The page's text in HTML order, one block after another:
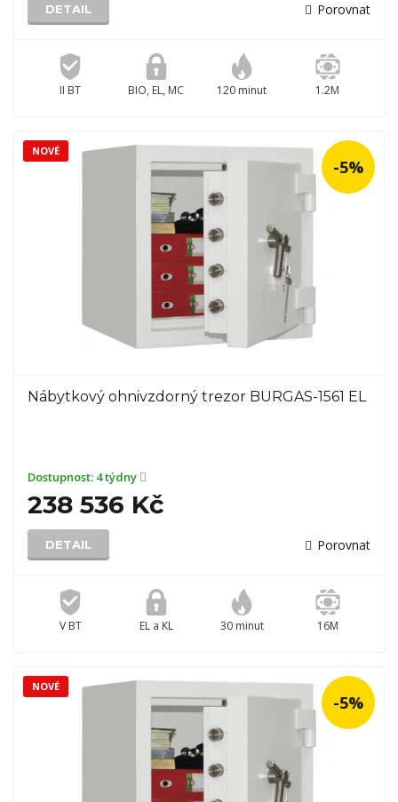
DETAIL Porovnat
II BT BIO, EL, MC 120 minut 1.2M
Nábytkový ohnivzdorný trezor BURGAS-1561 EL
Dostupnost: 4 týdny
238 536 Kč
DETAIL Porovnat
V BT EL a KL 30 minut 16M
NOVÉ
-5%
NOVÉ
-5%